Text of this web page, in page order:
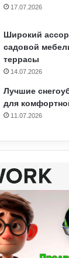
17.07.2026
Широкий
садовой
террасы
14.07.2026
Лучшие
для
11.07.2026